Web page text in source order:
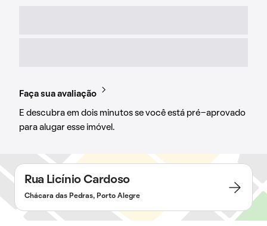
Faça sua avaliação
E descubra em dois minutos se você está pré-aprovado
para alugar esse imóvel.
Rua Licínio Cardoso
Chácara das Pedras, Porto Alegre